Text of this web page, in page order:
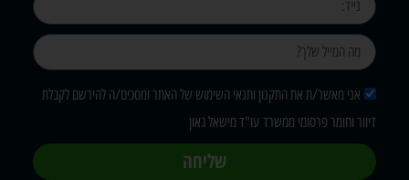
אני מאשר/ת את התקנון ותנאי השימוש של האתר ומסכים/ה להירשם לקבלת
דיוור וחומר פרסומי ממשרד עו"ד מישאל גאון
שליחה